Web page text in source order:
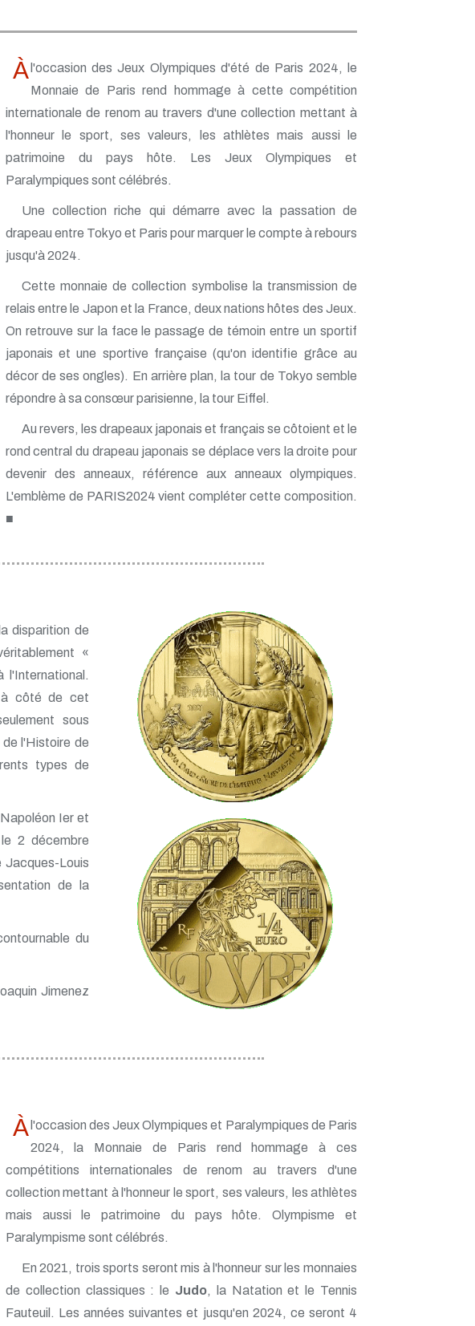
À l'occasion des Jeux Olympiques d'été de Paris 2024, le
Monnaie de Paris rend hommage à cette compétition
internationale de renom au travers d'une collection mettant à
l'honneur le sport, ses valeurs, les athlètes mais aussi le
patrimoine du pays hôte. Les Jeux Olympiques et
Paralympiques sont célébrés.
Une collection riche qui démarre avec la passation de
drapeau entre Tokyo et Paris pour marquer le compte à rebours
jusqu'à 2024.
Cette monnaie de collection symbolise la transmission de
relais entre le Japon et la France, deux nations hôtes des Jeux.
On retrouve sur la face le passage de témoin entre un sportif
japonais et une sportive française (qu'on identifie grâce au
décor de ses ongles). En arrière plan, la tour de Tokyo semble
répondre à sa consœur parisienne, la tour Eiffel.
Au revers, les drapeaux japonais et français se côtoient et le
rond central du drapeau japonais se déplace vers la droite pour
devenir des anneaux, référence aux anneaux olympiques.
L'emblème de PARIS2024 vient compléter cette composition.
■
disparition de
«
l'International.
à côté de cet
sous
l'Histoire de
types de
Ier et
2 décembre
Jacques-Louis
de la
du
Jimenez
À l'occasion des Jeux Olympiques et Paralympiques de Paris
2024, la Monnaie de Paris rend hommage à ces
compétitions internationales de renom au travers d'une
collection mettant à l'honneur le sport, ses valeurs, les athlètes
mais aussi le patrimoine du pays hôte. Olympisme et
Paralympisme sont célébrés.
En 2021, trois sports seront mis à l'honneur sur les monnaies
de collection classiques : le Judo, la Natation et le Tennis
Fauteuil. Les années suivantes et jusqu'en 2024, ce seront 4